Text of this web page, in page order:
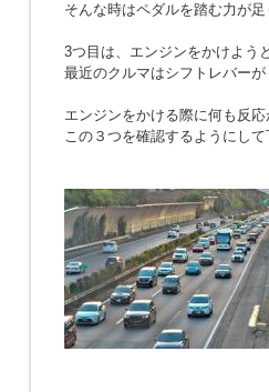
そんな時はペダルを踏む力が
3つ目は、エンジンをかけよう
最近のクルマはシフトレバー
エンジンをかける際に何も反応
この３つを確認するようにして